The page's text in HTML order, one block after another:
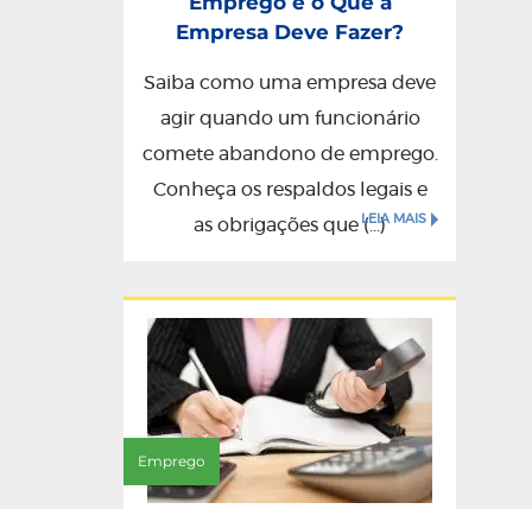
Empresa Deve Fazer?
Saiba como uma empresa deve
agir quando um funcionário
comete abandono de emprego.
Conheça os respaldos legais e
as obrigações que (...)LEIA MAIS
Emprego